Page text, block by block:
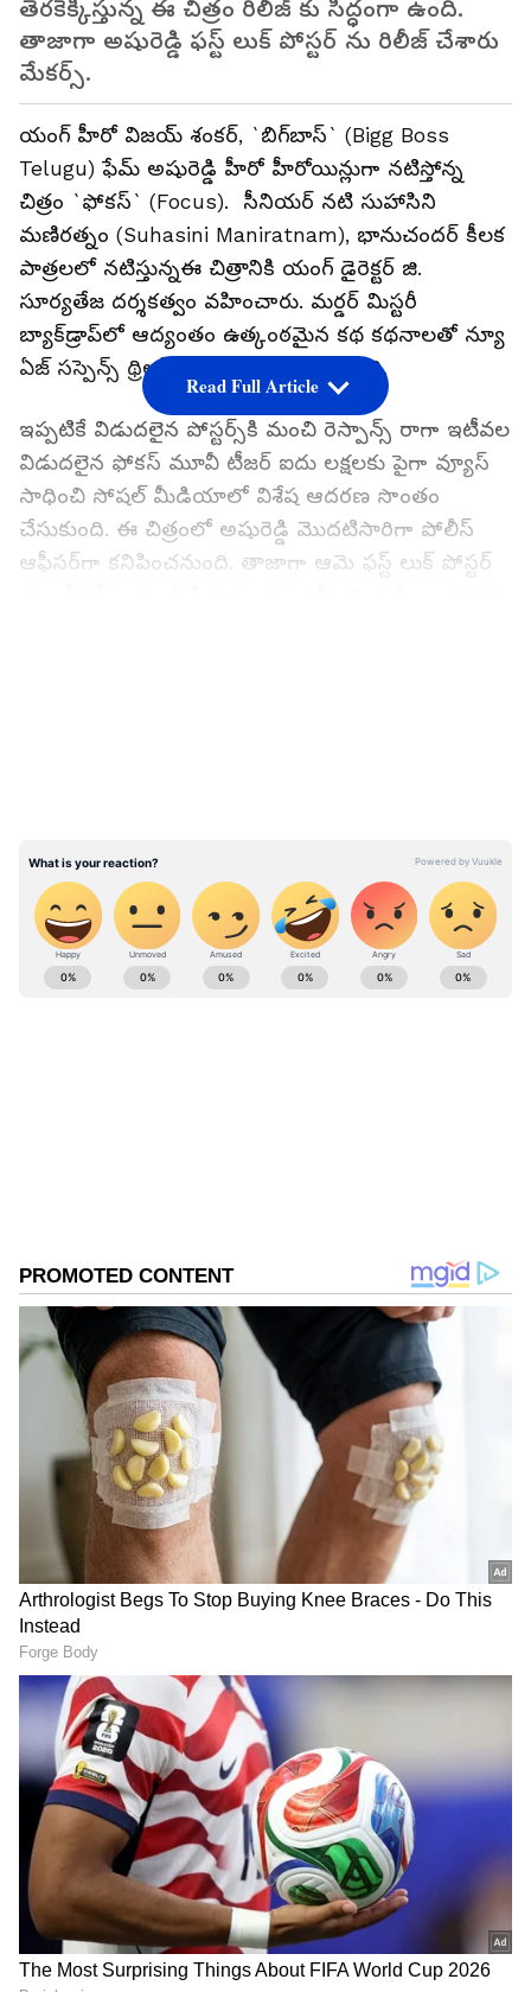
తెరకెక్కిస్తున్న ఈ చిత్రం రిలీజ్ కు సిద్ధంగా ఉంది.
తాజాగా అషురెడ్డి ఫస్ట్ లుక్ పోస్టర్ ను రిలీజ్ చేశారు
మేకర్స్.
యంగ్ హీరో విజ‌య్ శంక‌ర్, `బిగ్‌బాస్` (Bigg Boss
Telugu) ఫేమ్‌ అషురెడ్డి హీరో హీరోయిన్లుగా న‌టిస్తోన్న
చిత్రం `ఫోక‌స్` (Focus). సీనియర్ నటి సుహాసిని
మ‌ణిర‌త్నం (Suhasini Maniratnam), భానుచంద‌ర్ కీల‌క
పాత్ర‌ల‌లో న‌టిస్తున్నఈ చిత్రానికి యంగ్ డైరెక్టర్ జి.
సూర్య‌తేజ ద‌ర్శ‌కత్వం వహించారు. మర్డర్‌ మిస్టరీ
బ్యాక్‌డ్రాప్‌లో ఆద్యంతం ఉత్కంఠ‌మైన క‌థ క‌థ‌నాల‌తో న్యూ
ఏజ్‌ సస్పెన్స్‌ థ్రిల్లర్ గా ఈ మూవీ తెరకెక్కింది.
ఇప్ప‌టికే విడుద‌లైన పోస్ట‌ర్స్‌కి మంచి రెస్పాన్స్ రాగా ఇటీవ‌ల
విడుద‌లైన ఫోక‌స్ మూవీ టీజ‌ర్ ఐదు ల‌క్ష‌ల‌కు పైగా వ్యూస్
సాధించి సోష‌ల్ మీడియాలో విశేష ఆద‌ర‌ణ సొంతం
చేసుకుంది. ఈ చిత్రంలో అషురెడ్డి మొద‌టిసారిగా పోలీస్
ఆఫీస‌ర్‌గా క‌నిపించ‌నుంది. తాజాగా ఆమె ఫస్ట్ లుక్ పోస్టర్
సంతోషంగా ఉన్నాం. అతి త్వ‌ర‌లో ఒక స్టార్ హీరోతో ఫోక‌స్
మూవీ ట్రైల‌ర్‌ని లాంచ్ చేయ‌బోతున్నాం. ఇప్ప‌టి వ‌ర‌కు
మాకు స‌పోర్ట్ చేసిన ప్ర‌తి ఒక్క‌రికీ థ్యాంక్స్‌. త్వ‌ర‌లోనే రిలీజ్
డేట్ ప్ర‌క‌టిస్తాం’ అని అన్నారు.
Read Full Article
ABOUT THE AUTHOR
DOWNLOAD APP